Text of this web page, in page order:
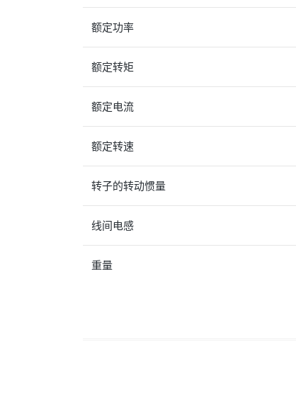
额定功率
额定转矩
额定电流
额定转速
转子的转动惯量
线间电感
重量